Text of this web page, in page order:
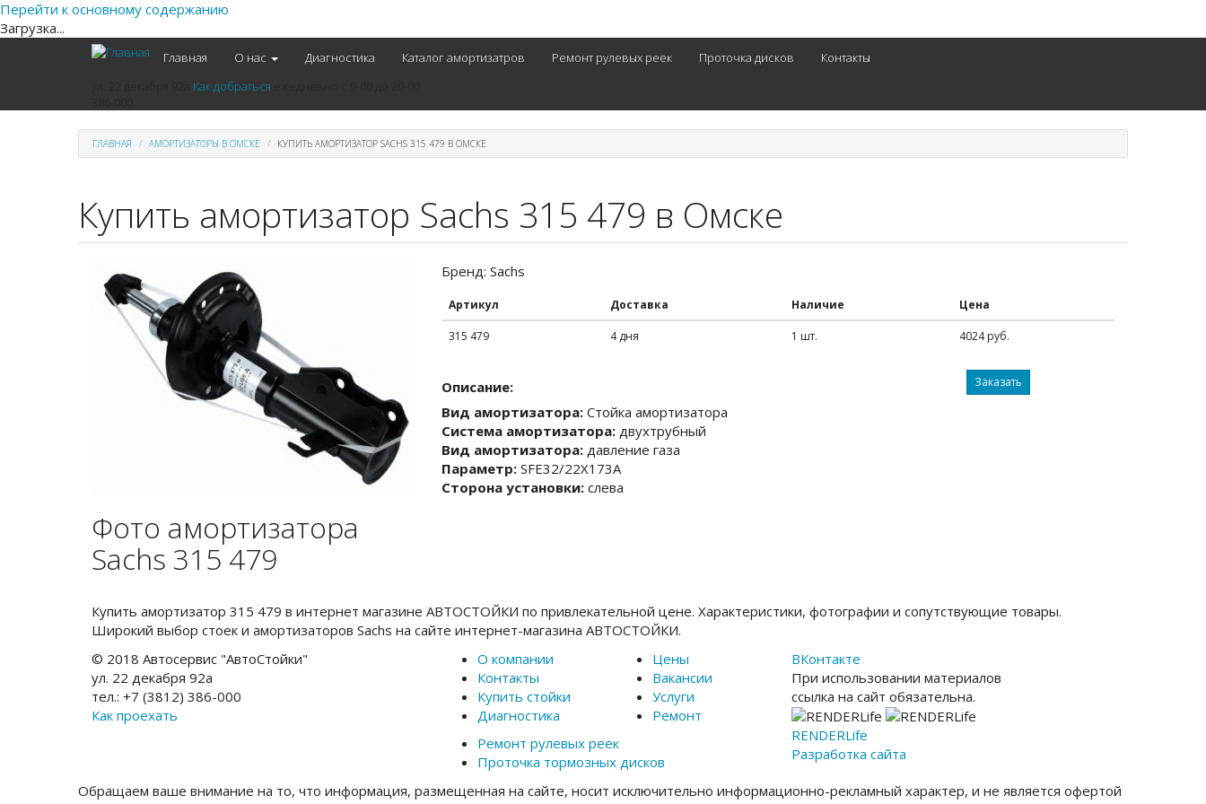
Перейти к основному содержанию
Загрузка...
Главная О нас Диагностика Каталог амортизатров Ремонт рулевых реек Проточка дисков
Контакты
Как добраться
ГЛАВНАЯ АМОРТИЗАТОРЫ В ОМСКЕ КУПИТЬ АМОРТИЗАТОР SACHS 315 479 В ОМСКЕ
Купить амортизатор Sachs 315 479 в Омске
Фото амортизатора
Sachs 315 479
Бренд: Sachs
Артикул Доставка Наличие Цена
315 479 4 дня 1 шт. 4024 руб.
Описание:
Вид амортизатора: Стойка амортизатора
Система амортизатора: двухтрубный
Вид амортизатора: давление газа
Параметр: SFE32/22X173A
Сторона установки: слева
Заказать
Купить амортизатор 315 479 в интернет магазине АВТОСТОЙКИ по привлекательной цене. Характеристики, фотографии и сопутствующие товары.
Широкий выбор стоек и амортизаторов Sachs на сайте интернет-магазина АВТОСТОЙКИ.
© 2018 Автосервис "АвтоСтойки"
ул. 22 декабря 92а
тел.: +7 (3812) 386-000
Как проехать
О компании
Контакты
Купить стойки
Диагностика
Цены
Вакансии
Услуги
Ремонт
Ремонт рулевых реек
Проточка тормозных дисков
ВКонтакте
При использовании материалов
ссылка на сайт обязательна.
RENDERLife
Разработка сайта
Обращаем ваше внимание на то, что информация, размещенная на сайте, носит исключительно информационно-рекламный характер, и не является офертой